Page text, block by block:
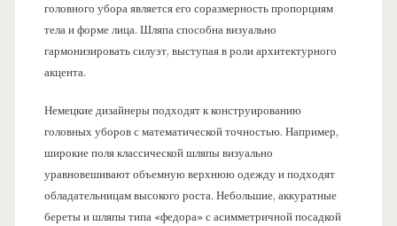
головного убора является его соразмерность пропорциям
тела и форме лица. Шляпа способна визуально
гармонизировать силуэт, выступая в роли архитектурного
акцента.
Немецкие дизайнеры подходят к конструированию
головных уборов с математической точностью. Например,
широкие поля классической шляпы визуально
уравновешивают объемную верхнюю одежду и подходят
обладательницам высокого роста. Небольшие, аккуратные
береты и шляпы типа «федора» с асимметричной посадкой